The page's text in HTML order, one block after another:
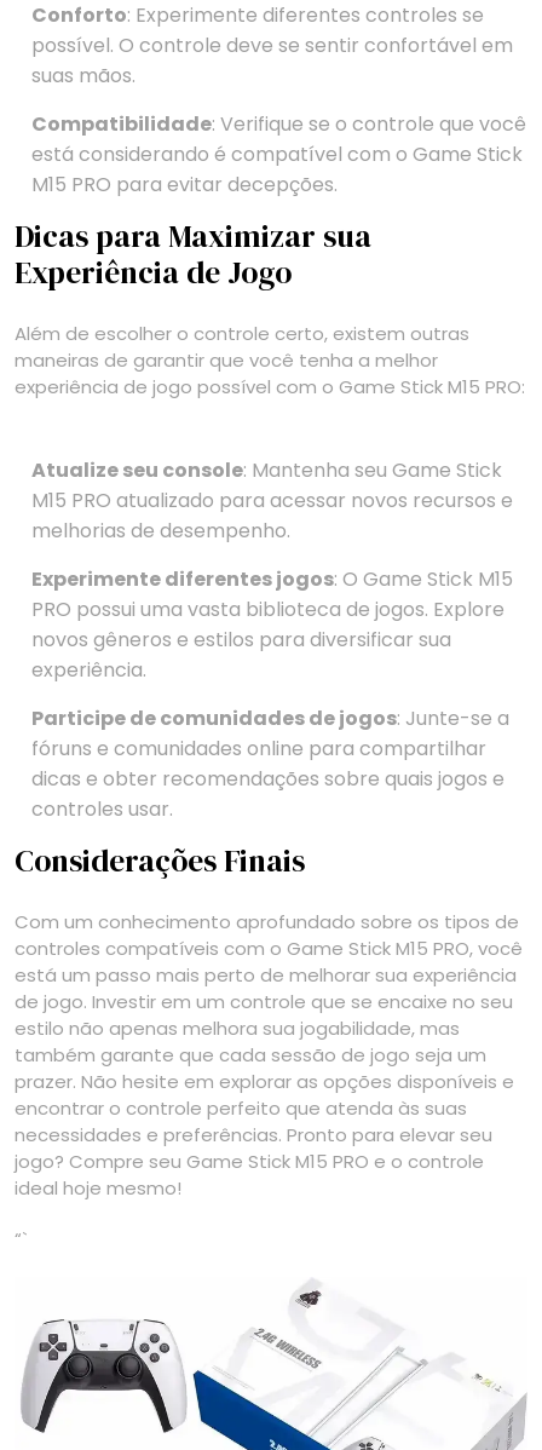
Conforto: Experimente diferentes controles se
possível. O controle deve se sentir confortável em
suas mãos.
Compatibilidade: Verifique se o controle que você
está considerando é compatível com o Game Stick
M15 PRO para evitar decepções.
Dicas para Maximizar sua
Experiência de Jogo
Além de escolher o controle certo, existem outras
maneiras de garantir que você tenha a melhor
experiência de jogo possível com o Game Stick M15 PRO:
Atualize seu console: Mantenha seu Game Stick
M15 PRO atualizado para acessar novos recursos e
melhorias de desempenho.
Experimente diferentes jogos: O Game Stick M15
PRO possui uma vasta biblioteca de jogos. Explore
novos gêneros e estilos para diversificar sua
experiência.
Participe de comunidades de jogos: Junte-se a
fóruns e comunidades online para compartilhar
dicas e obter recomendações sobre quais jogos e
controles usar.
Considerações Finais
Com um conhecimento aprofundado sobre os tipos de
controles compatíveis com o Game Stick M15 PRO, você
está um passo mais perto de melhorar sua experiência
de jogo. Investir em um controle que se encaixe no seu
estilo não apenas melhora sua jogabilidade, mas
também garante que cada sessão de jogo seja um
prazer. Não hesite em explorar as opções disponíveis e
encontrar o controle perfeito que atenda às suas
necessidades e preferências. Pronto para elevar seu
jogo? Compre seu Game Stick M15 PRO e o controle
ideal hoje mesmo!
“`